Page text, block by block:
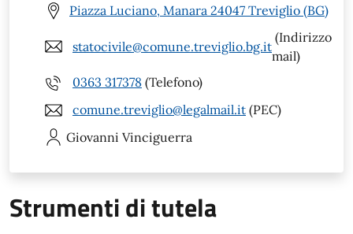
Piazza Luciano, Manara 24047 Treviglio (BG)
statocivile@comune.treviglio.bg.it
(Indirizzo
mail)
0363 317378 (Telefono)
comune.treviglio@legalmail.it (PEC)
Giovanni Vinciguerra
Strumenti di tutela